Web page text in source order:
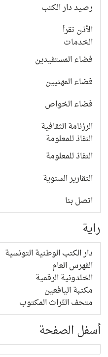
رصيد دار الكتب
الأذن تقرأ
الخدمات
فضاء المستفيدين
فضاء المهنيين
فضاء الخواص
الرزنامة الثقافية
النفاذ للمعلومة
النفاذ للمعلومة
التقارير السنوية
اتصل بنا
راية
دار الكتب الوطنية التونسية
الفهرس العام
الخلدونية الرقمية
مكتبة اليافعين
متحف التّراث المكتوب
أسفل الصفحة